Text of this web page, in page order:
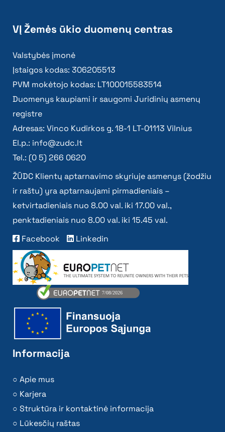
VĮ Žemės ūkio duomenų centras
Valstybės įmonė
Įstaigos kodas: 306205513
PVM mokėtojo kodas: LT100015583514
Duomenys kaupiami ir saugomi Juridinių asmenų
registre
Adresas: Vinco Kudirkos g. 18-1 LT-01113 Vilnius
El.p.: info@zudc.lt
Tel.: (0 5) 266 0620
ŽŪDC Klientų aptarnavimo skyriuje asmenys (žodžiu
ir raštu) yra aptarnaujami pirmadieniais –
ketvirtadieniais nuo 8.00 val. iki 17.00 val.,
penktadieniais nuo 8.00 val. iki 15.45 val.
Facebook
Linkedin
Informacija
Apie mus
Karjera
Struktūra ir kontaktinė informacija
Lūkesčių raštas